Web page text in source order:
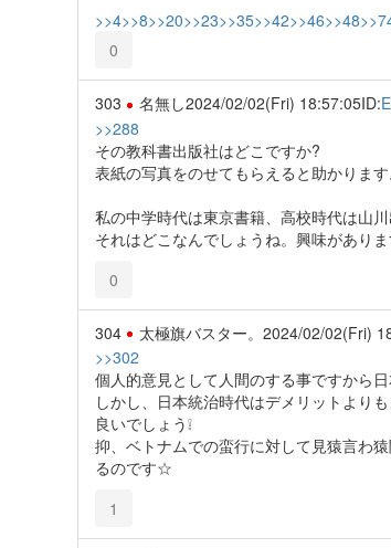
>>4>>8>>20>>23>>35>>42>>46>>48
0
303 名無し2024/02/02(Fri) 18:57:05ID:
>>288
その教科書出版社はどこですか?
表紙の写真をのせてもらえると助かります
私の中学時代は東京書籍、高校時代は山川
それはどこなんでしょうね。興味がありま
0
304 太極旗バスター。 2024/02/02(Fri)
>>302
個人的意見として人間のする事ですから
しかし、日本統治時代はデメリットより
良いでしょう❕
抑、ベトナムでの蛮行に対して見猿言わ
るのです☆
1